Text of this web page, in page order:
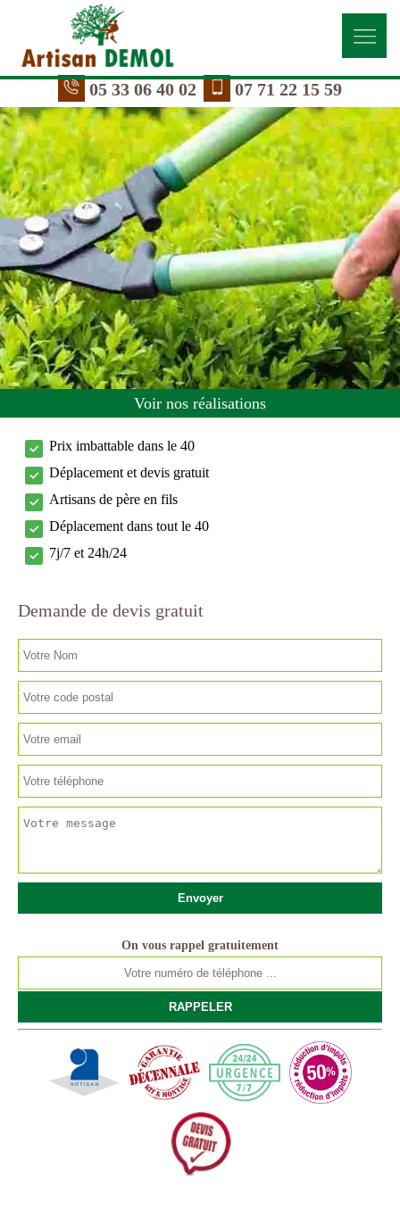
05 33 06 40 02 07 71 22 15 59
Voir nos réalisations
Prix imbattable dans le 40
Déplacement et devis gratuit
Artisans de père en fils
Déplacement dans tout le 40
7j/7 et 24h/24
Demande de devis gratuit
On vous rappel gratuitement